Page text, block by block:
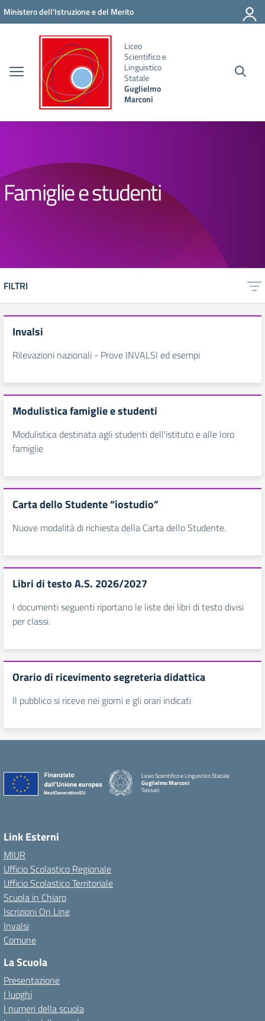
Vai ai contenuti
Vai al menu di navigazione
Vai al footer
Ministero dell'Istruzione e del Merito
Liceo
Scientifico e
Linguistico
Statale
Guglielmo
Marconi
Famiglie e studenti
FILTRI
Invalsi
Rilevazioni nazionali - Prove INVALSI ed esempi
Modulistica famiglie e studenti
Modulistica destinata agli studenti dell'istituto e alle loro
famiglie
Carta dello Studente “iostudio”
Nuove modalità di richiesta della Carta dello Studente.
Libri di testo A.S. 2026/2027
I documenti seguenti riportano le liste dei libri di testo divisi
per classi.
Orario di ricevimento segreteria didattica
Il pubblico si riceve nei giorni e gli orari indicati
Liceo Scientifico e Linguistico Statale
Guglielmo Marconi
Sassari
Link Esterni
MIUR
Ufficio Scolastico Regionale
Ufficio Scolastico Territoriale
Scuola in Chiaro
Iscrizioni On Line
Invalsi
Comune
La Scuola
Presentazione
I luoghi
I numeri della scuola